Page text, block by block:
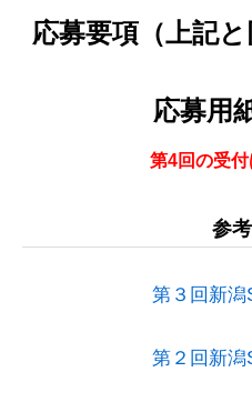
応募要項（上記
応募用
第4回の受
参
第３回新潟
第２回新潟